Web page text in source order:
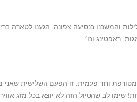
והמשכנו בנסיעה צפונה. הגענו לטארה
ראפטינג וכו׳.
מטורפת וחד פעמית. זו הפעם השלישית שאני
שימו לב שהטיול הזה לא יוצא בכל מזג